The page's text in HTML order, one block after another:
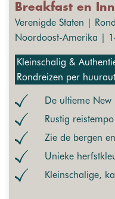
Breakfast en
Verenigde Staten |
Noordoost-Amerika |
Kleinschalig &
Rondreizen per
De ultieme New
Rustig reistempo
Zie de bergen
Unieke
Kleinschalige,